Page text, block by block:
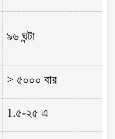
৯৬ ঘন্টা
> ৫০০০ বার
1.৫-২৫ এ